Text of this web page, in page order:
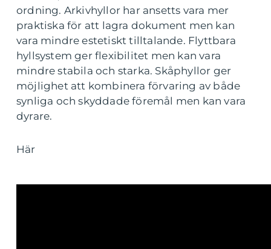
ordning. Arkivhyllor har ansetts vara mer
praktiska för att lagra dokument men kan
vara mindre estetiskt tilltalande. Flyttbara
hyllsystem ger flexibilitet men kan vara
mindre stabila och starka. Skåphyllor ger
möjlighet att kombinera förvaring av både
synliga och skyddade föremål men kan vara
dyrare.
Här